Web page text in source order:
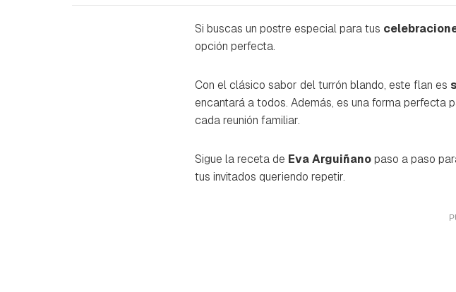
Si buscas un postre especial para tus
opción perfecta.
Con el clásico sabor del turrón blando, este flan es
encantará a todos. Además, es una forma perfecta
cada reunión familiar.
Sigue la receta de Eva Arguiñanopaso a paso
tus invitados queriendo repetir.